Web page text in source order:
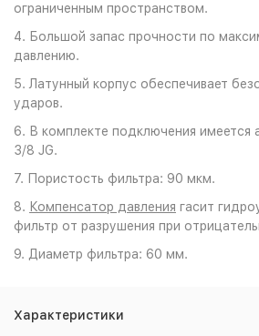
ограниченным пространством.
4. Большой запас прочности по
давлению.
5. Латунный корпус обеспечивает
ударов.
6. В комплекте подключения имеется
3/8 JG.
7. Пористость фильтра: 90 мкм.
8. Компенсатор давления гасит
фильтр от разрушения при
9. Диаметр фильтра: 60 мм.
Характеристики